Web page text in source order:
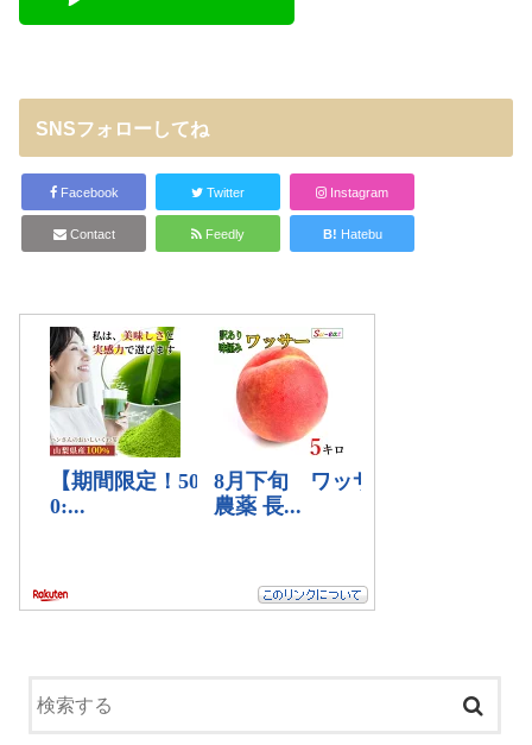
SNSフォローしてね
Facebook Twitter Instagram
Contact Feedly B! Hatebu